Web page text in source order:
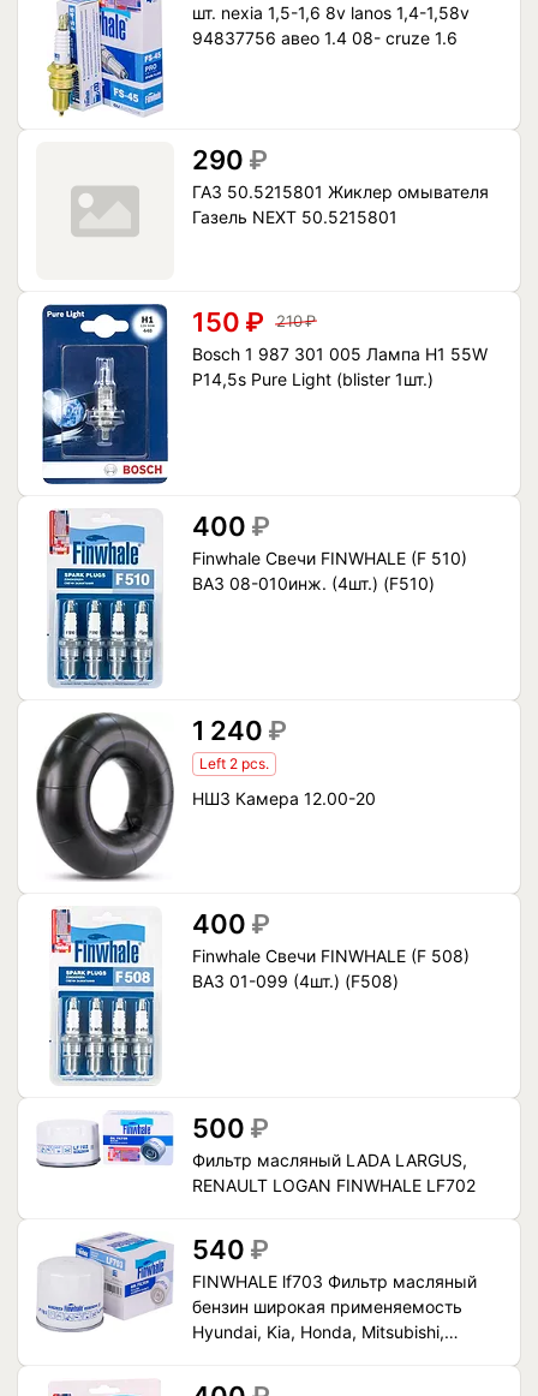
шт. nexia 1,5-1,6 8v lanos 1,4-1,58v
94837756 авео 1.4 08- cruze 1.6
290 ₽
ГАЗ 50.5215801 Жиклер омывателя
Газель NEXT 50.5215801
150 ₽ 210₽
Bosch 1 987 301 005 Лампа H1 55W
P14,5s Pure Light (blister 1шт.)
400 ₽
Finwhale Свечи FINWHALE (F 510)
ВАЗ 08-010инж. (4шт.) (F510)
1 240 ₽
Left 2 pcs.
НШЗ Камера 12.00-20
400 ₽
Finwhale Свечи FINWHALE (F 508)
ВАЗ 01-099 (4шт.) (F508)
500 ₽
Фильтр масляный LADA LARGUS,
RENAULT LOGAN FINWHALE LF702
540 ₽
FINWHALE lf703 Фильтр масляный
бензин широкая применяемость
Hyundai, Kia, Honda, Mitsubishi,